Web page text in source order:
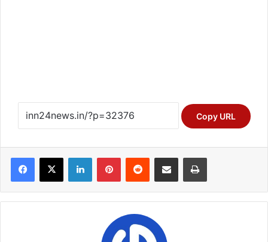
Copy URL
Facebook
X LinkedInPinterestReddit Share via Email Print